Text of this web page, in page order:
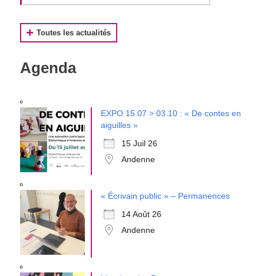
Toutes les actualités
Agenda
EXPO 15.07 > 03.10 : « De contes en
aiguilles »
15 Juil 26
Andenne
« Écrivain public » – Permanences
14 Août 26
Andenne